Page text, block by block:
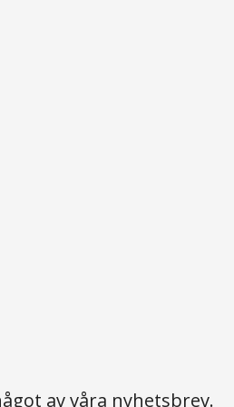
av våra nyhetsbrev.